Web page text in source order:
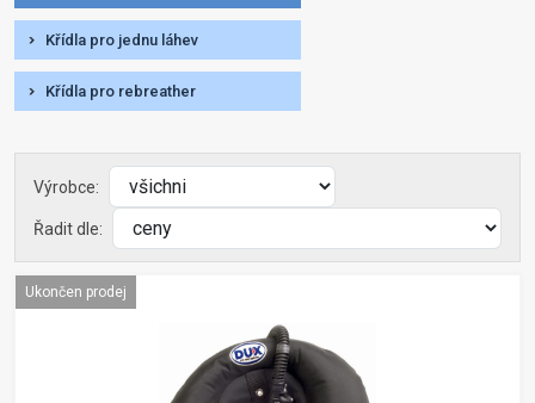
Křídla pro jednu láhev
Křídla pro rebreather
Výrobce:
Řadit dle:
Ukončen prodej